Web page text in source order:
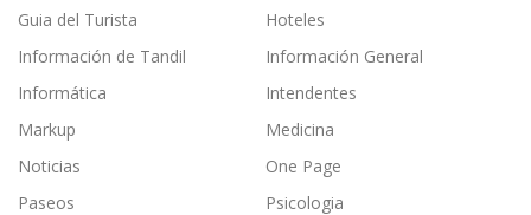
Guia del Turista
Hoteles
Información de Tandil
Información General
Informática
Intendentes
Markup
Medicina
Noticias
One Page
Paseos
Psicologia